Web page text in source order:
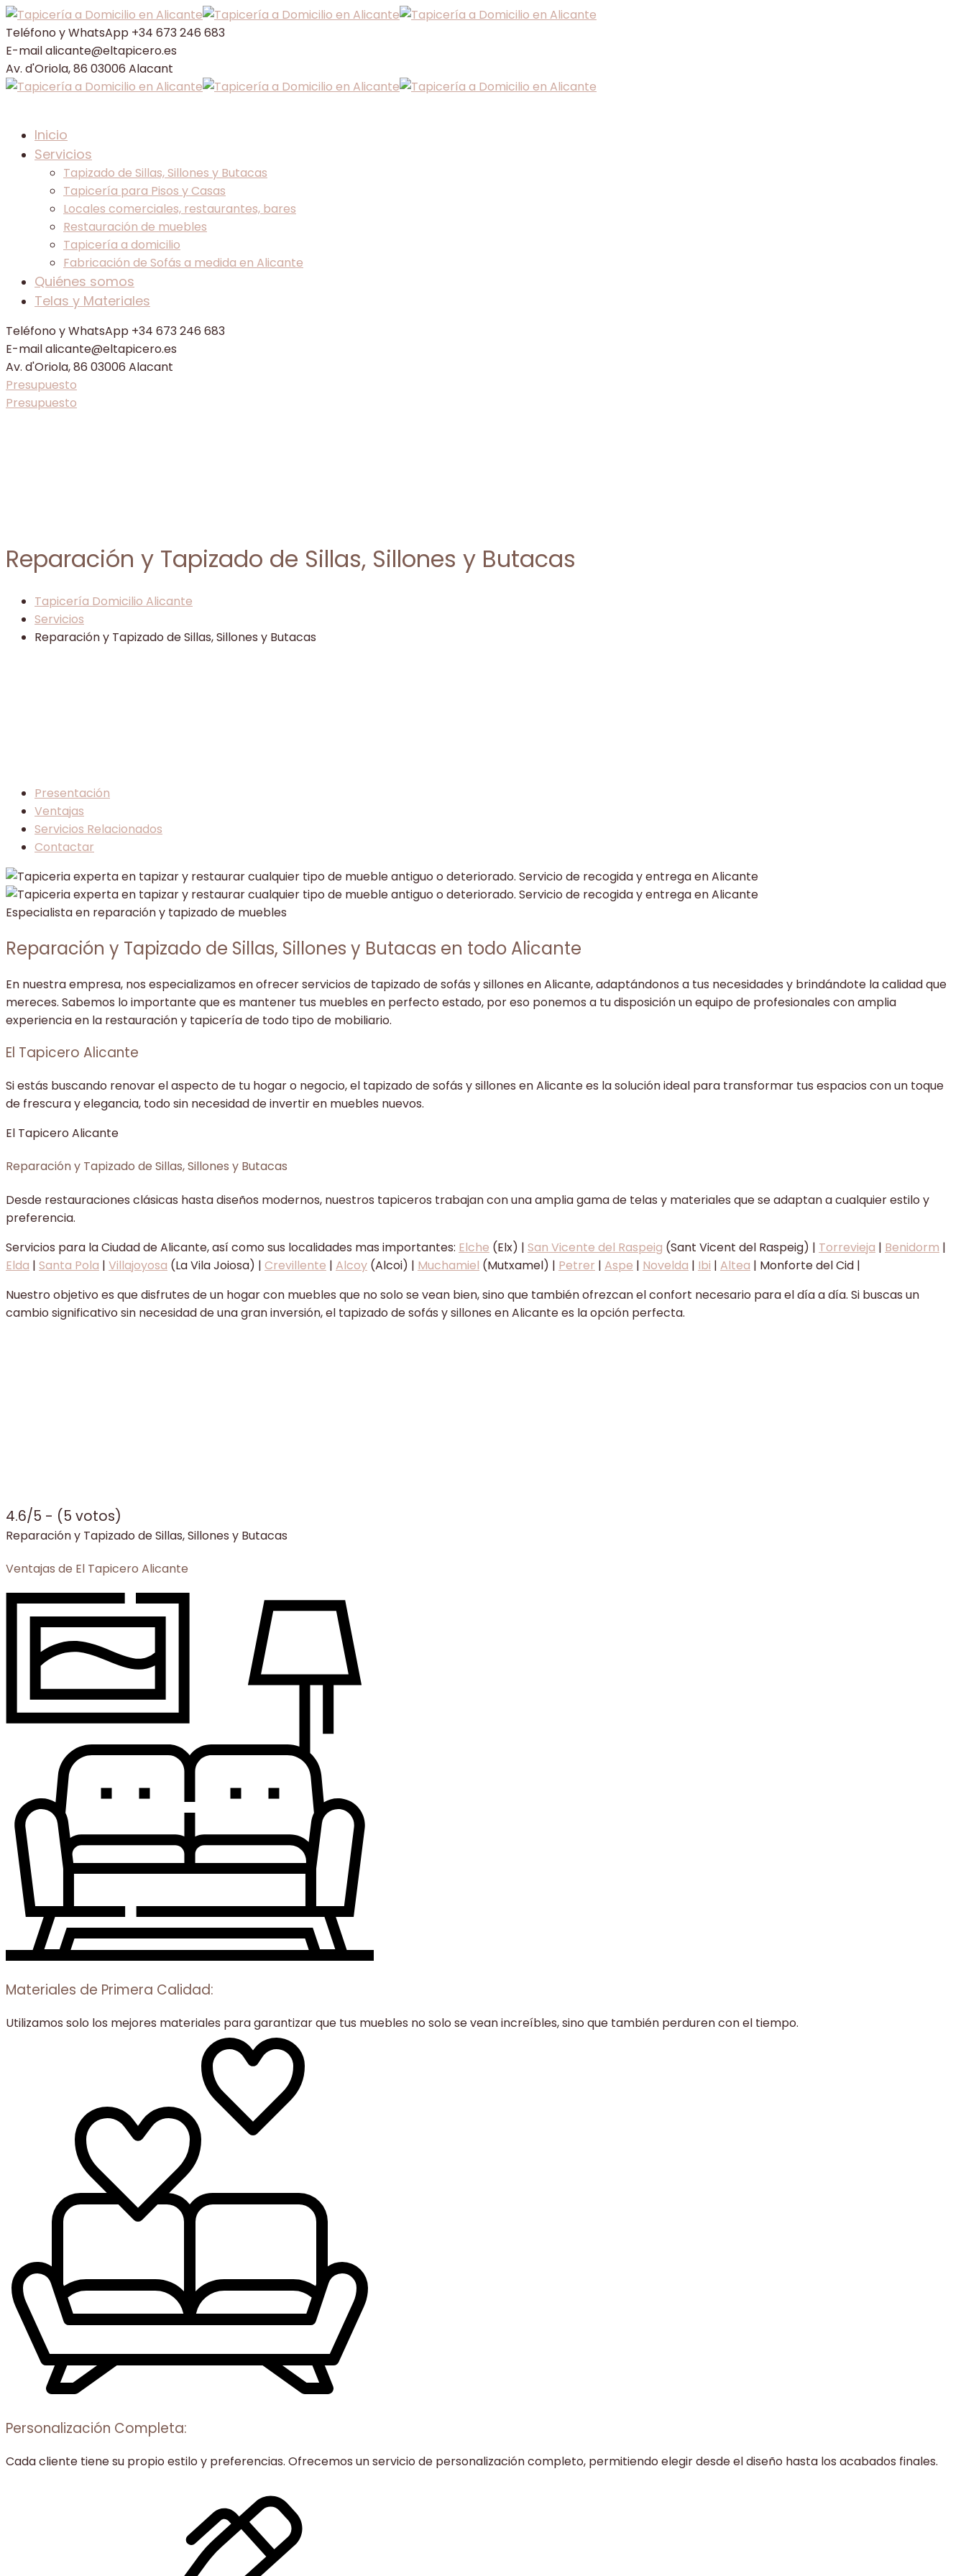
Teléfono y WhatsApp +34 673 246 683
E-mailalicante@eltapicero.es
Av. d'Oriola, 86 03006 Alacant
Inicio
Servicios
Tapizado de Sillas, Sillones y Butacas
Tapicería para Pisos y Casas
Locales comerciales, restaurantes, bares
Restauración de muebles
Tapicería a domicilio
Fabricación de Sofás a medida en Alicante
Quiénes somos
Telas y Materiales
Teléfono y WhatsApp +34 673 246 683
E-mailalicante@eltapicero.es
Av. d'Oriola, 86 03006 Alacant
Presupuesto
Presupuesto
Reparación y Tapizado de Sillas, Sillones y Butacas
Tapicería Domicilio Alicante
Servicios
Reparación y Tapizado de Sillas, Sillones y Butacas
Presentación
Ventajas
Servicios Relacionados
Contactar
Especialista en reparación y tapizado de muebles
Reparación y Tapizado de Sillas, Sillones y Butacas en todo Alicante
En nuestra empresa, nos especializamos en ofrecer servicios de tapizado de sofás y sillones en Alicante, adaptándonos a tus necesidades y brindándote la calidad que
mereces. Sabemos lo importante que es mantener tus muebles en perfecto estado, por eso ponemos a tu disposición un equipo de profesionales con amplia
experiencia en la restauración y tapicería de todo tipo de mobiliario.
El Tapicero Alicante
Si estás buscando renovar el aspecto de tu hogar o negocio, el tapizado de sofás y sillones en Alicante es la solución ideal para transformar tus espacios con un toque
de frescura y elegancia, todo sin necesidad de invertir en muebles nuevos.
El Tapicero Alicante
Reparación y Tapizado de Sillas, Sillones y Butacas
Desde restauraciones clásicas hasta diseños modernos, nuestros tapiceros trabajan con una amplia gama de telas y materiales que se adaptan a cualquier estilo y
preferencia.
Servicios para la Ciudad de Alicante, así como sus localidades mas importantes: Elche (Elx) | San Vicente del Raspeig (Sant Vicent del Raspeig) | Torrevieja | Benidorm |
Elda | Santa Pola | Villajoyosa (La Vila Joiosa) | Crevillente | Alcoy (Alcoi) | Muchamiel (Mutxamel) | Petrer | Aspe | Novelda | Ibi | Altea | Monforte del Cid |
Nuestro objetivo es que disfrutes de un hogar con muebles que no solo se vean bien, sino que también ofrezcan el confort necesario para el día a día. Si buscas un
cambio significativo sin necesidad de una gran inversión, el tapizado de sofás y sillones en Alicante es la opción perfecta.
4.6/5 - (5 votos)
Reparación y Tapizado de Sillas, Sillones y Butacas
Ventajas de El Tapicero Alicante
Materiales de Primera Calidad:
Utilizamos solo los mejores materiales para garantizar que tus muebles no solo se vean increíbles, sino que también perduren con el tiempo.
Personalización Completa:
Cada cliente tiene su propio estilo y preferencias. Ofrecemos un servicio de personalización completo, permitiendo elegir desde el diseño hasta los acabados finales.